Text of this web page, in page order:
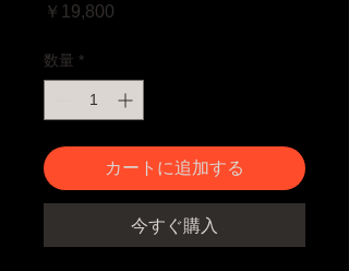
￥19,800
数量 *
カートに追加する
今すぐ購入